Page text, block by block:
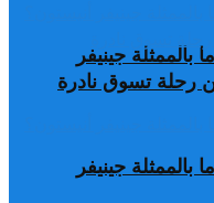
بالممثلة جينيفر
رحلة تسوق نادرة
بالممثلة جينيفر